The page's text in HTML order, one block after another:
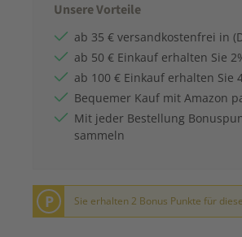
Unsere Vorteile
ab 35 € versandkostenfrei in
ab 50 € Einkauf erhalten Sie
ab 100 € Einkauf erhalten Sie
Bequemer Kauf mit Amazon
Mit jeder Bestellung
sammeln
P Sie erhalten 2 Bonus Punkte für